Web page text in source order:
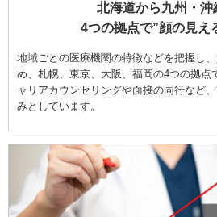
北海道から九州・沖
4つの拠点で”顔の見え
地域ごとの医療機関の特徴などを把握し
め、札幌、東京、大阪、福岡の4つの拠点
ャリアカウンセリングや面接の同行など
みとしています。